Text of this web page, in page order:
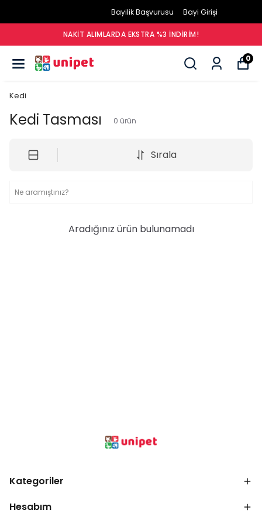
Bayilik Başvurusu Bayi Girişi
NAKIT ALIMLARDA EKSTRA %3 İNDIRIM!
0
Kedi
Kedi Tasması 0 ürün
Sırala
Aradığınız ürün bulunamadı
Kategoriler
Hesabım